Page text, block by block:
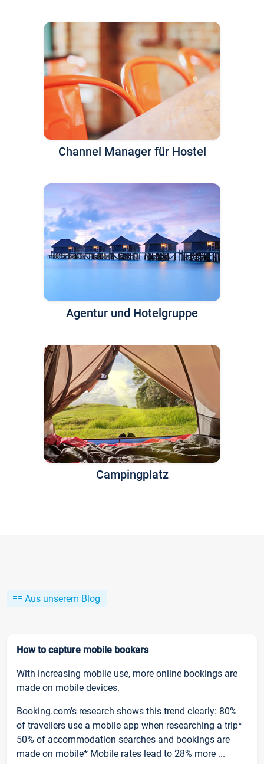
Channel Manager für Hostel
Agentur und Hotelgruppe
Campingplatz
Aus unserem Blog
How to capture mobile bookers
With increasing mobile use, more online bookings are
made on mobile devices.
Booking.com’s research shows this trend clearly: 80%
of travellers use a mobile app when researching a trip*
50% of accommodation searches and bookings are
made on mobile* Mobile rates lead to 28% more ...